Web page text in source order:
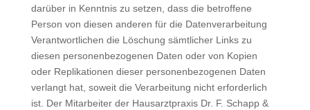
darüber in Kenntnis zu setzen, dass die betroffene
Person von diesen anderen für die Datenverarbeitung
Verantwortlichen die Löschung sämtlicher Links zu
diesen personenbezogenen Daten oder von Kopien
oder Replikationen dieser personenbezogenen Daten
verlangt hat, soweit die Verarbeitung nicht erforderlich
ist. Der Mitarbeiter der Hausarztpraxis Dr. F. Schapp &